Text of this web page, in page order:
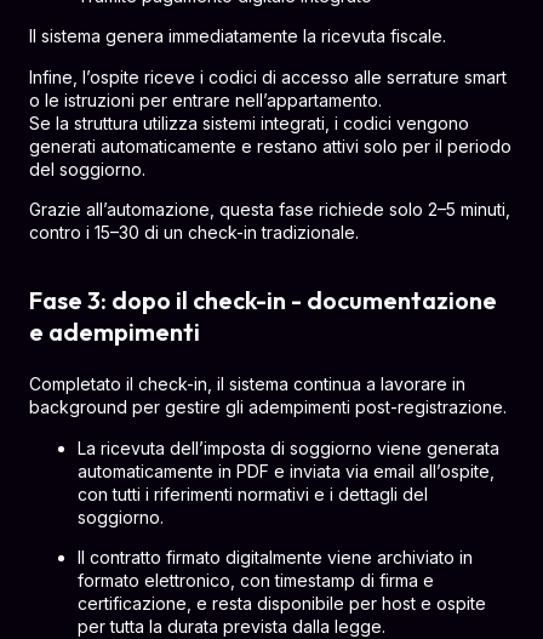
Il sistema genera immediatamente la ricevuta fiscale.
Infine, l’ospite riceve i codici di accesso alle serrature smart
o le istruzioni per entrare nell’appartamento.
Se la struttura utilizza sistemi integrati, i codici vengono
generati automaticamente e restano attivi solo per il periodo
del soggiorno.
Grazie all’automazione, questa fase richiede solo 2–5 minuti,
contro i 15–30 di un check-in tradizionale.
Fase 3: dopo il check-in - documentazione
e adempimenti
Completato il check-in, il sistema continua a lavorare in
background per gestire gli adempimenti post-registrazione.
La ricevuta dell’imposta di soggiorno viene generata
automaticamente in PDF e inviata via email all’ospite,
con tutti i riferimenti normativi e i dettagli del
soggiorno.
Il contratto firmato digitalmente viene archiviato in
formato elettronico, con timestamp di firma e
certificazione, e resta disponibile per host e ospite
per tutta la durata prevista dalla legge.